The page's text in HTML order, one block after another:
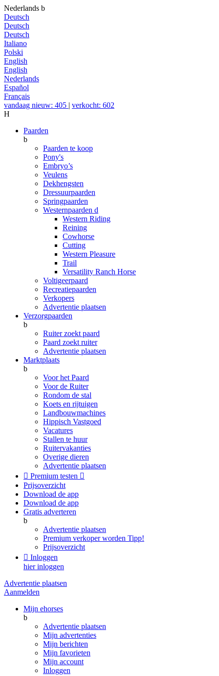
Nederlands b
Deutsch
Deutsch
Deutsch
Italiano
Polski
English
English
Nederlands
Español
Français
vandaag nieuw: 405 | verkocht: 602
H
Paarden
b
Paarden te koop
Pony's
Embryo’s
Veulens
Dekhengsten
Dressuurpaarden
Springpaarden
Westernpaarden d
Western Riding
Reining
Cowhorse
Cutting
Western Pleasure
Trail
Versatility Ranch Horse
Voltigeerpaard
Recreatiepaarden
Verkopers
Advertentie plaatsen
Verzorgpaarden
b
Ruiter zoekt paard
Paard zoekt ruiter
Advertentie plaatsen
Marktplaats
b
Voor het Paard
Voor de Ruiter
Rondom de stal
Koets en rijtuigen
Landbouwmachines
Hippisch Vastgoed
Vacatures
Stallen te huur
Ruitervakanties
Overige dieren
Advertentie plaatsen
 Premium testen 
Prijsoverzicht
Download de app
Download de app
Gratis adverteren
b
Advertentie plaatsen
Premium verkoper worden Tipp!
Prijsoverzicht
 Inloggen
hier inloggen
Advertentie plaatsen
Aanmelden
Mijn ehorses
b
Advertentie plaatsen
Mijn advertenties
Mijn berichten
Mijn favorieten
Mijn account
Inloggen